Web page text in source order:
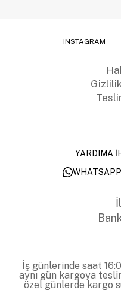
INSTAGRAM
YARDIMA
WHATSAPP
İş günlerinde saat
aynı gün kargoya
özel günlerde kargo